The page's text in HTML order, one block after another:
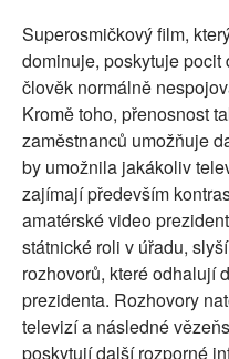
Superosmičkový film,
dominuje, poskytuje pocit
člověk normálně
Kromě toho, přenosnost
zaměstnanců umožňuje
by umožnila jakákoliv
zajímají především
amatérské video
státnické roli v úřadu,
rozhovorů, které odhalují
prezidenta. Rozhovory
televizí a následné
poskytují další rozporné